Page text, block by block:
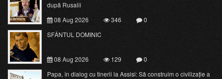
după Rusalii
08 Aug 2026
346
0
SFÂNTUL DOMINIC
08 Aug 2026 129
0
Papa, în dialog cu tinerii la Assisi: Să construim o civilizație a